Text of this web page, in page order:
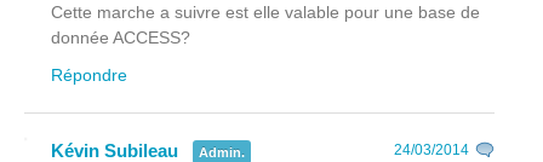
Cette marche a suivre est elle valable pour une base de
donnée ACCESS?
Répondre
Kévin Subileau Admin. 24/03/2014